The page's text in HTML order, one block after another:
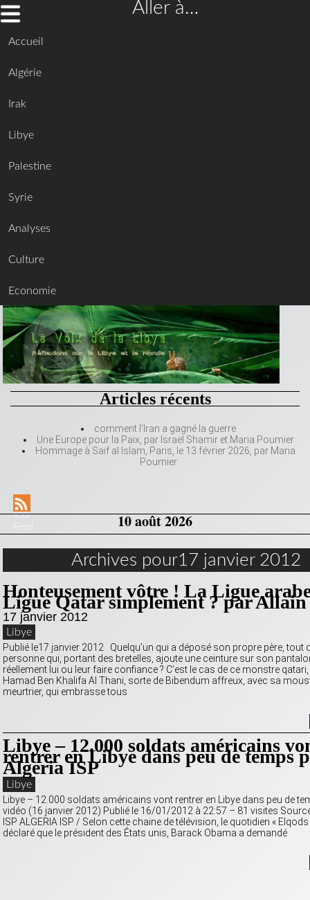
Aller à…
Accueil
Algérie
Irak
Libye
Palestine
Syrie
Analyses
Culture
Economie
Articles récents
comment l’Iran a gagné la guerre
Une Europe pour la Paix, par Israël Shamir et Maria Poumier
Hommage à Saif al Islam, Paris, le 13 février 2026, par Maria
Poumier
RSS
10 août 2026
Archives pour17 janvier 2012
Honteusement vôtre ! La Ligue
Ligue Qatar simplement ? par Allain
17 janvier 2012
Libye
Publié le17 janvier 2012 Quelqu’un qui a déposé son propre père, tout
personne qui, portant des bretelles, ajoute une ceinture sur son
réellement lui ou leur faire confiance ? C’est le cas de ce monstre qatari,
Hamad Ben Khalifa Al Thani, sorte de Bibendum affreux, avec sa
meurtrier, qui embrasse tous
Libye – 12.000 soldats américains
rentrer en Libye dans peu de temps
Algeria ISP
Libye
Libye – 12.000 soldats américains vont rentrer en Libye dans peu de
vidéo (16 janvier 2012) Publié le 16/01/2012 à 22:57 – 81 visites Source
ISP ALGERIA ISP / Selon cette chaine de télévision, le quotidien «
déclaré que le président des États unis, Barack Obama a demandé